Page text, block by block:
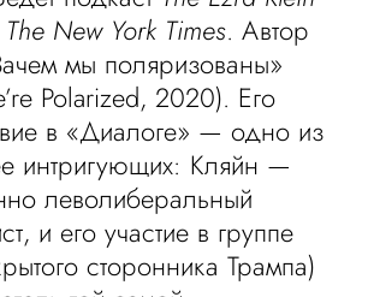
The New York Times. Автор
мы поляризованы»
Polarized, 2020). Его
в «Диалоге» — одно из
интригующих: Кляйн —
леволиберальный
и его участие в группе
сторонника Трампа)